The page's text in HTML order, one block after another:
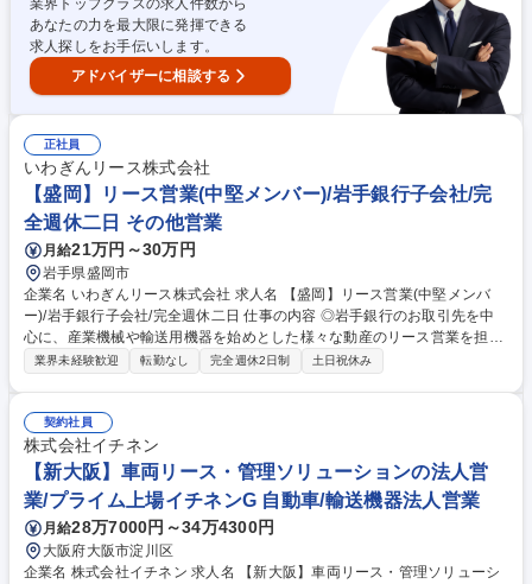
心ください。【業務の変更の範囲】当社業務全般 募集職種 【大阪/貝塚】
管制員 建設業界や警備業界での管制経験求ム◎年休122/残業2h以下
業界トップクラスの求人件数から
あなたの力を最大限に発揮できる
求人探しをお手伝いします。
アドバイザーに相談する
正社員
いわぎんリース株式会社
【盛岡】リース営業(中堅メンバー)/岩手銀行子会社/完
全週休二日 その他営業
月給21万円～30万円
岩手県盛岡市
企業名 いわぎんリース株式会社 求人名 【盛岡】リース営業(中堅メンバ
ー)/岩手銀行子会社/完全週休二日 仕事の内容 ◎岩手銀行のお取引先を中
心に、産業機械や輸送用機器を始めとした様々な動産のリース営業を担当
いただきます。 【変更の範囲】会社の定める業務 【具体的には】■岩手県
および既存取引先（1人当り担当先数：200社程度）のフォローアップ■基
本的には日帰り営業ですが、遠方の取引先の場合は宿泊を伴う出張あり■
月例の営業部会で営業実績を共有するほか、チーム単位で営業目標達成に
向けたミーティングを随時行っています。 募集職種 【盛岡】リース営業
(中堅メンバー)/岩手銀行子会社/完全週休二日
業界未経験歓迎 転勤なし 完全週休2日制 土日祝休み
契約社員
株式会社イチネン
【新大阪】車両リース・管理ソリューションの法人営
業/プライム上場イチネンG 自動車/輸送機器法人営業
月給28万7000円～34万4300円
大阪府大阪市淀川区
企業名 株式会社イチネン 求人名 【新大阪】車両リース・管理ソリューシ